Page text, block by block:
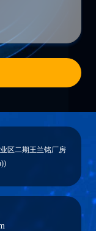
区二期王兰铭厂房